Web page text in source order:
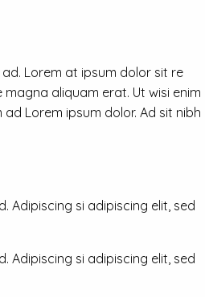
Lorem at ipsum dolor sit re
aliquam erat. Ut wisi enim
Lorem ipsum dolor. Ad sit nibh
Adipiscing si adipiscing elit, sed
Adipiscing si adipiscing elit, sed